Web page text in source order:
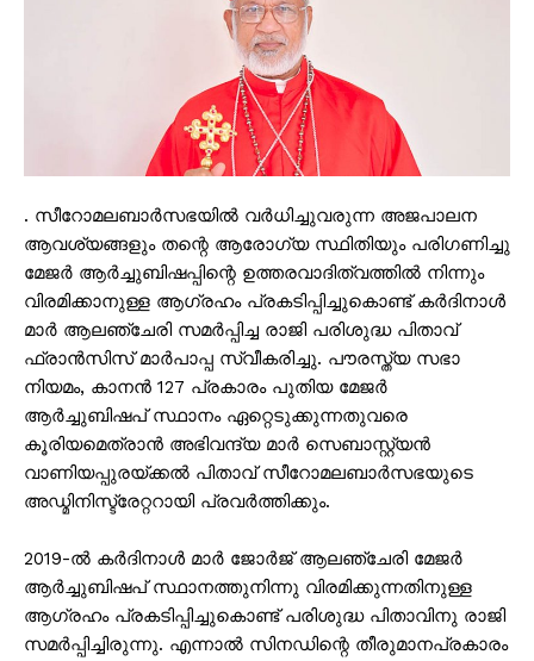
. സീറോമലബാർസഭയിൽ വർധിച്ചുവരുന്ന അജപാലന
ആവശ്യങ്ങളും തന്റെ ആരോഗ്യ സ്ഥിതിയും പരിഗണിച്ചു
മേജർ ആർച്ചുബിഷപ്പിന്റെ ഉത്തരവാദിത്വത്തിൽ നിന്നും
വിരമിക്കാനുള്ള ആഗ്രഹം പ്രകടിപ്പിച്ചുകൊണ്ട് കർദിനാൾ
മാർ ആലഞ്ചേരി സമർപ്പിച്ച രാജി പരിശുദ്ധ പിതാവ്
ഫ്രാൻസിസ് മാർപാപ്പ സ്വീകരിച്ചു. പൗരസ്ത്യ സഭാ
നിയമം, കാനൻ 127 പ്രകാരം പുതിയ മേജർ
ആർച്ചുബിഷപ് സ്ഥാനം ഏറ്റെടുക്കുന്നതുവരെ
കൂരിയമെത്രാൻ അഭിവന്ദ്യ മാർ സെബാസ്റ്റ്യൻ
വാണിയപ്പുരയ്ക്കൽ പിതാവ് സീറോമലബാർസഭയുടെ
അഡ്മിനിസ്ട്രേറ്ററായി പ്രവർത്തിക്കും.
2019-ൽ കർദിനാൾ മാർ ജോർജ് ആലഞ്ചേരി മേജർ
ആർച്ചുബിഷപ് സ്ഥാനത്തുനിന്നു വിരമിക്കുന്നതിനുള്ള
ആഗ്രഹം പ്രകടിപ്പിച്ചുകൊണ്ട് പരിശുദ്ധ പിതാവിനു രാജി
സമർപ്പിച്ചിരുന്നു. എന്നാൽ സിനഡിന്റെ തീരുമാനപ്രകാരം